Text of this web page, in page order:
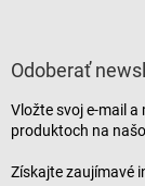
Odoberať
Vložte svoj e-mail
produktoch na